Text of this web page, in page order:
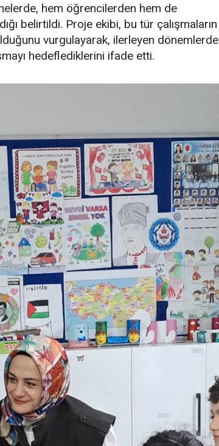
hem öğrencilerden hem de
belirtildi. Proje ekibi, bu tür çalışmaların
vurgulayarak, ilerleyen dönemlerde
hedeflediklerini ifade etti.